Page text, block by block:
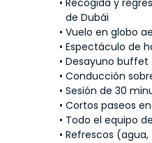
Recogida y
de Dubái
Vuelo en globo
Espectáculo de
Desayuno
Conducción
Sesión de 30
Cortos paseos
Todo el equipo
Refrescos